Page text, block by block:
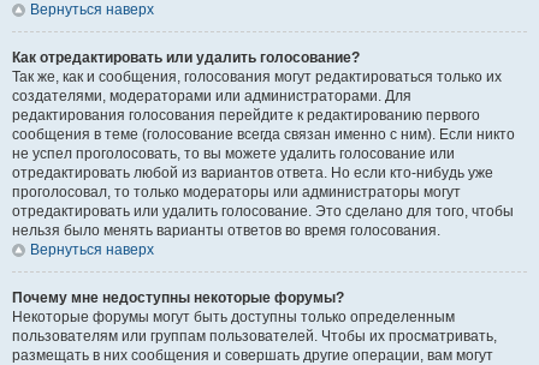
Вернуться наверх
Как отредактировать или удалить голосование?
Так же, как и сообщения, голосования могут редактироваться только их
создателями, модераторами или администраторами. Для
редактирования голосования перейдите к редактированию первого
сообщения в теме (голосование всегда связан именно с ним). Если никто
не успел проголосовать, то вы можете удалить голосование или
отредактировать любой из вариантов ответа. Но если кто-нибудь уже
проголосовал, то только модераторы или администраторы могут
отредактировать или удалить голосование. Это сделано для того, чтобы
нельзя было менять варианты ответов во время голосования.
Вернуться наверх
Почему мне недоступны некоторые форумы?
Некоторые форумы могут быть доступны только определенным
пользователям или группам пользователей. Чтобы их просматривать,
размещать в них сообщения и совершать другие операции, вам могут